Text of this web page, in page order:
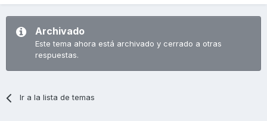
Archivado
Este tema ahora está archivado y cerrado a otras
respuestas.
Ir a la lista de temas